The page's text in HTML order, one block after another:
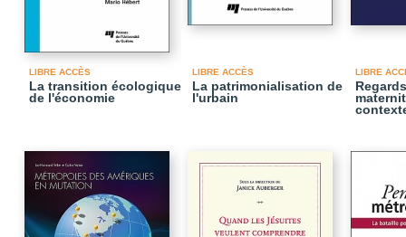
LIBRE ACCÈS
La transition écologique
de l'économie
LIBRE ACCÈS
La patrimonialisation de
l'urbain
LIBRE